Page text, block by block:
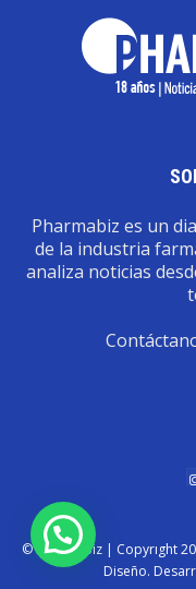
Pharmabiz es un
de la industria
analiza noticias
© Pharmabiz | Copyrıght
Diseño.